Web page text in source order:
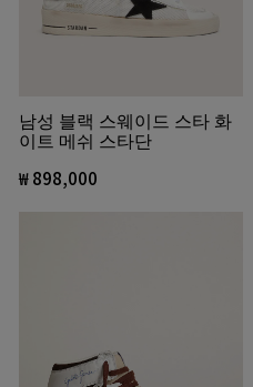
남성 블랙 스웨이드 스타 화
이트 메쉬 스타단
₩ 898,000